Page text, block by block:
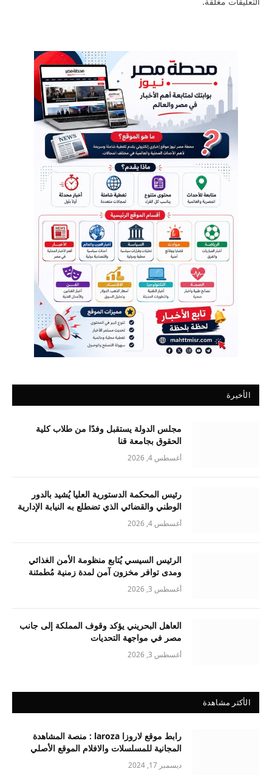
الأخيرة
مجلس الدولة يستقبل وفدًا من طلاب كلية
الحقوق بجامعة قنا
أغسطس 4, 2026
رئيس المحكمة الدستورية العليا يُشيد بالدور
الوطني والقضائي الذي تضطلع به النيابة الإدارية
أغسطس 4, 2026
الرئيس السيسي يُتابع منظومة الأمن الغذائي
ومدى توافر مخزون آمن لمدة زمنية مُطمئنة
أغسطس 3, 2026
العاهل البحريني يؤكد وقوف المملكة إلى جانب
مصر في مواجهة التحديات
أغسطس 3, 2026
الأكثر مشاهدة
رابط موقع لاروزا laroza : منصة المشاهدة
المجانية للمسلسلات والافلام الموقع الأصلي
ديسمبر 17, 2024